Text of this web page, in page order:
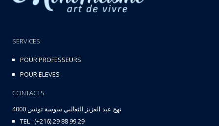
SERVICES
POUR PROFESSEURS
POUR ELEVES
CONTACTS
نهج عبد العزيز الثعالبي سوسة تونس 4000
TEL : (+216) 29 88 99 29